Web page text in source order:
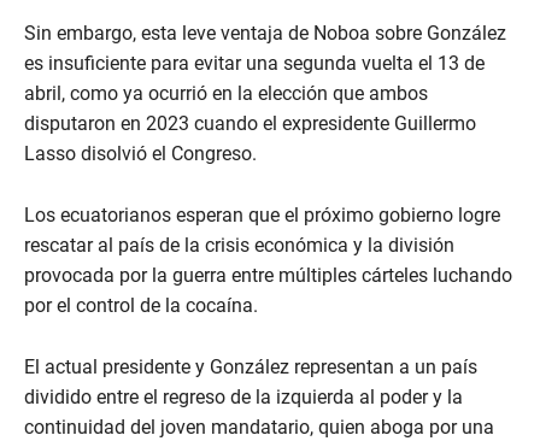
Sin embargo, esta leve ventaja de Noboa sobre González
es insuficiente para evitar una segunda vuelta el 13 de
abril, como ya ocurrió en la elección que ambos
disputaron en 2023 cuando el expresidente Guillermo
Lasso disolvió el Congreso.
Los ecuatorianos esperan que el próximo gobierno logre
rescatar al país de la crisis económica y la división
provocada por la guerra entre múltiples cárteles luchando
por el control de la cocaína.
El actual presidente y González representan a un país
dividido entre el regreso de la izquierda al poder y la
continuidad del joven mandatario, quien aboga por una